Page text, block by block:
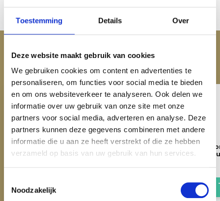
Toestemming Details Over
Deze website maakt gebruik van cookies
We gebruiken cookies om content en advertenties te
personaliseren, om functies voor social media te bieden
en om ons websiteverkeer te analyseren. Ook delen we
informatie over uw gebruik van onze site met onze
partners voor social media, adverteren en analyse. Deze
partners kunnen deze gegevens combineren met andere
informatie die u aan ze heeft verstrekt of die ze hebben
verzameld op basis van uw gebruik van hun services.
Noodzakelijk
Delen
Maak je aankoop compleet
HV Polo Hobby Horse
fleecedeken HVPRuby - Aqua
HV Polo Hobby Horse
HVPRuby - Aqua